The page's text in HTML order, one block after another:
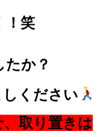
！笑
か？
ください
取り置きは